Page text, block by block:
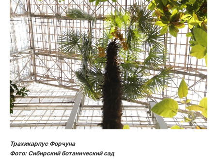
Трахикарпус Форчуна
Фото: Сибирский ботанический сад